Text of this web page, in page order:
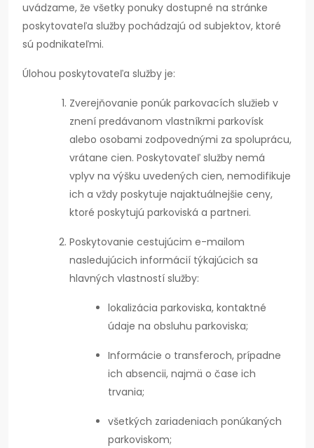
uvádzame, že všetky ponuky dostupné na stránke
poskytovateľa služby pochádzajú od subjektov, ktoré
sú podnikateľmi.
Úlohou poskytovateľa služby je:
Zverejňovanie ponúk parkovacích služieb v
znení predávanom vlastníkmi parkovísk
alebo osobami zodpovednými za spoluprácu,
vrátane cien. Poskytovateľ služby nemá
vplyv na výšku uvedených cien, nemodifikuje
ich a vždy poskytuje najaktuálnejšie ceny,
ktoré poskytujú parkoviská a partneri.
Poskytovanie cestujúcim e-mailom
nasledujúcich informácií týkajúcich sa
hlavných vlastností služby:
lokalizácia parkoviska, kontaktné
údaje na obsluhu parkoviska;
Informácie o transferoch, prípadne
ich absencii, najmä o čase ich
trvania;
všetkých zariadeniach ponúkaných
parkoviskom;